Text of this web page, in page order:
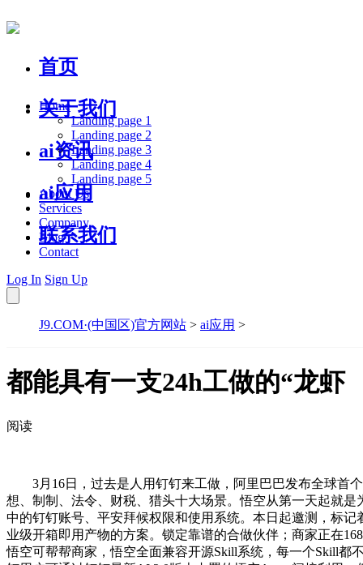
首页
关于我们
ai资讯
ai应用
联系我们
Home
Landing page 1
Landing page 2
Landing page 3
Landing page 4
Landing page 5
About Us
Services
Company
Blog
Contact
Log In Sign Up
J9.COM·(中国区)官方网站 > ai应用 >
都能具有一支24h工做的“龙虾
阅读
3月16日，过去是人用钉钉来工做，阿里巴巴发布全球首
想、制制、法令、财税、猎头十大场景。悟空从第一天起就
中的钉钉账号、平安拜候权限和使用系统。本日起邀测，标
业级开箱即用产物的方案。锁定靠谱的合做伙伴；商家正在
悟空可帮帮商家，悟空全面兼容开源Skill系统，每一个Skill都